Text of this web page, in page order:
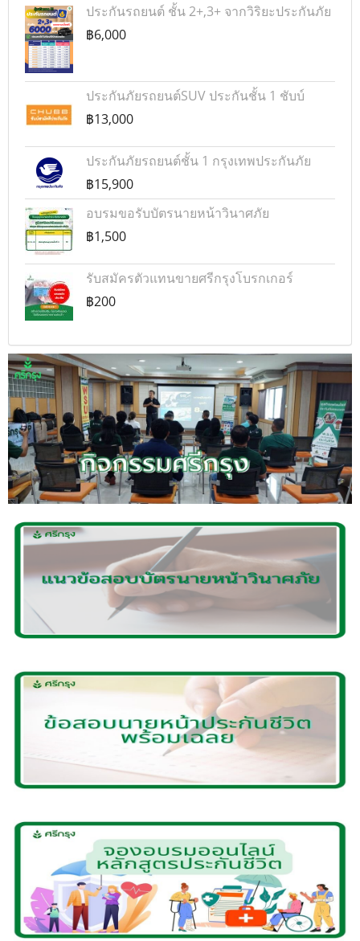
ประกันรถยนต์ ชั้น 2+,3+ จากวิริยะประกันภัย
฿6,000
ประกันภัยรถยนต์SUV ประกันชั้น 1 ชับบ์
฿13,000
ประกันภัยรถยนต์ชั้น 1 กรุงเทพประกันภัย
฿15,900
อบรมขอรับบัตรนายหน้าวินาศภัย
฿1,500
รับสมัครตัวแทนขายศรีกรุงโบรกเกอร์
฿200